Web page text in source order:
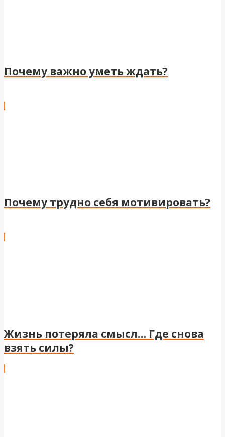
Почему важно уметь ждать?
Почему трудно себя мотивировать?
Жизнь потеряла смысл… Где снова
взять силы?